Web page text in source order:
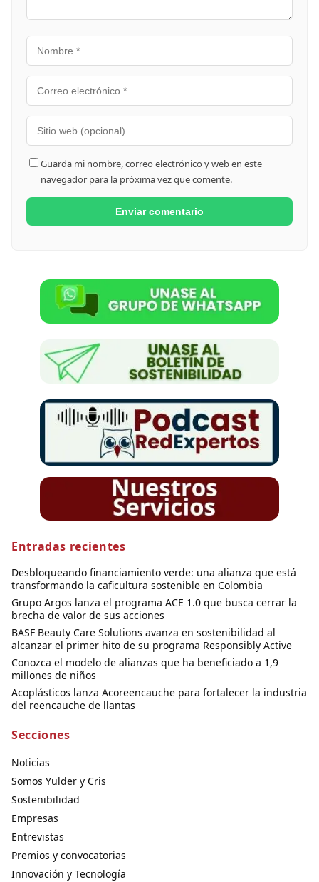
Guarda mi nombre, correo electrónico y web en este
navegador para la próxima vez que comente.
Entradas recientes
Desbloqueando financiamiento verde: una alianza que está
transformando la caficultura sostenible en Colombia
Grupo Argos lanza el programa ACE 1.0 que busca cerrar la
brecha de valor de sus acciones
BASF Beauty Care Solutions avanza en sostenibilidad al
alcanzar el primer hito de su programa Responsibly Active
Conozca el modelo de alianzas que ha beneficiado a 1,9
millones de niños
Acoplásticos lanza Acoreencauche para fortalecer la industria
del reencauche de llantas
Secciones
Noticias
Somos Yulder y Cris
Sostenibilidad
Empresas
Entrevistas
Premios y convocatorias
Innovación y Tecnología